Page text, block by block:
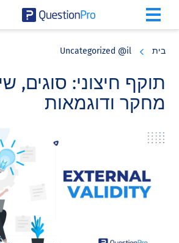
בית Uncategorized @il
תוקף חיצוני: סוגים,
מחקר ודוגמאות